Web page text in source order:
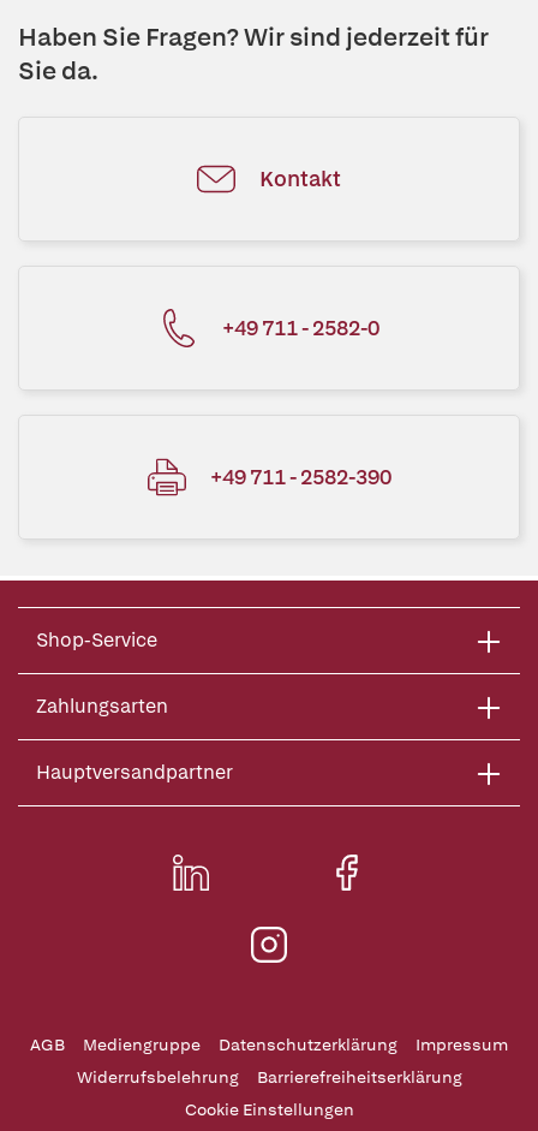
Haben Sie Fragen? Wir sind jederzeit für
Sie da.
Kontakt
+49 711 - 2582-0
+49 711 - 2582-390
Shop-Service
Zahlungsarten
Hauptversandpartner
AGB Mediengruppe Datenschutzerklärung
Impressum
Widerrufsbelehrung
Barrierefreiheitserklärung
Cookie Einstellungen